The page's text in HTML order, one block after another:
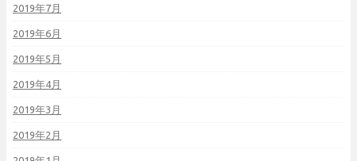
2019年7月
2019年6月
2019年5月
2019年4月
2019年3月
2019年2月